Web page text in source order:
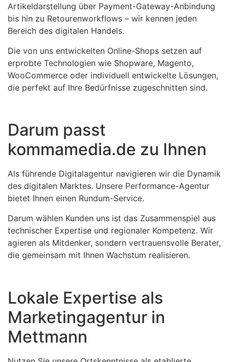
Artikeldarstellung über Payment-Gateway-Anbindung
bis hin zu Retourenworkflows – wir kennen jeden
Bereich des digitalen Handels.
Die von uns entwickelten Online-Shops setzen auf
erprobte Technologien wie Shopware, Magento,
WooCommerce oder individuell entwickelte Lösungen,
die perfekt auf Ihre Bedürfnisse zugeschnitten sind.
Darum passt
kommamedia.de zu Ihnen
Als führende Digitalagentur navigieren wir die Dynamik
des digitalen Marktes. Unsere Performance-Agentur
bietet Ihnen einen Rundum-Service.
Darum wählen Kunden uns ist das Zusammenspiel aus
technischer Expertise und regionaler Kompetenz. Wir
agieren als Mitdenker, sondern vertrauensvolle Berater,
die gemeinsam mit Ihnen Wachstum realisieren.
Lokale Expertise als
Marketingagentur in
Mettmann